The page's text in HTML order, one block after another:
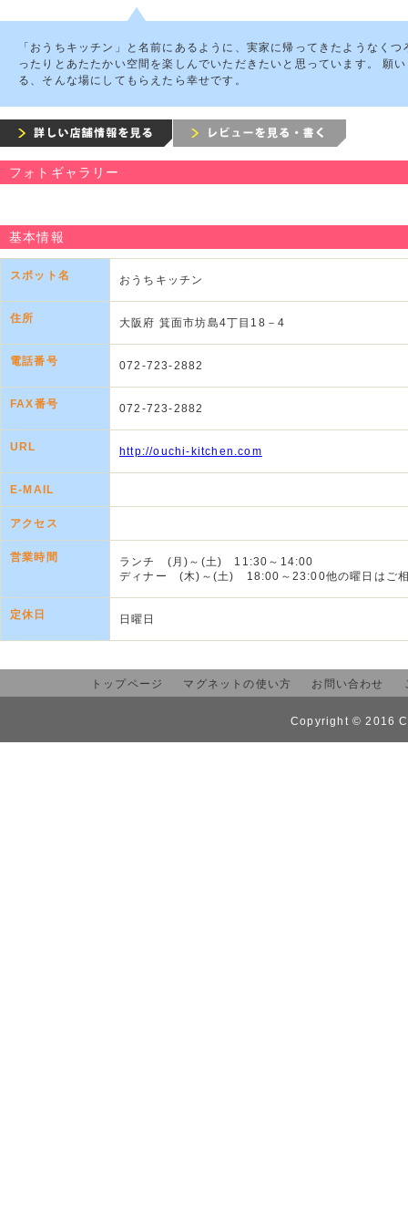
「おうちキッチン」と名前にあるように、実家に帰ってきたようなく
ったりとあたたかい空間を楽しんでいただきたいと思っています。 願
る、そんな場にしてもらえたら幸せです。
フォトギャラリー
基本情報
スポット名 おうちキッチン
住所 大阪府 箕面市坊島4丁目18－4
電話番号 072-723-2882
FAX番号 072-723-2882
URL http://ouchi-kitchen.com
E-MAIL
アクセス
営業時間
ランチ (月)～(土) 11:30～14:00
ディナー (木)～(土) 18:00～23:00他の曜日はご
定休日 日曜日
トップページ マグネットの使い方 お問い合わせ
Copyright © 2016